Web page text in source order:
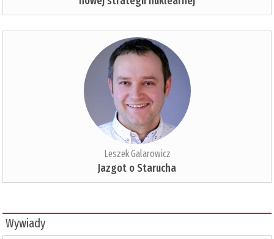
Leszek Galarowicz
Jazgot o Starucha
Wywiady